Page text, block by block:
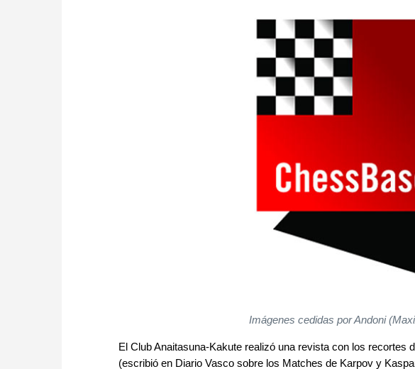
Imágenes cedidas por Andoni
El Club Anaitasuna-Kakute realizó una revista con los recortes
(escribió en Diario Vasco sobre los Matches de Karpov y